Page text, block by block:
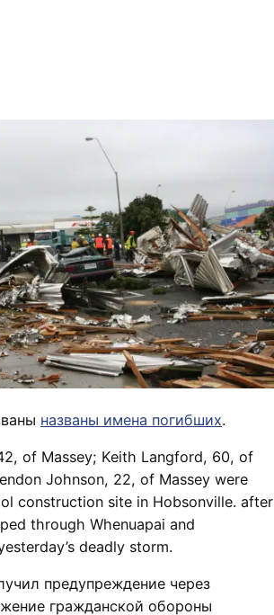
названы имена погибших.
of Massey; Keith Langford, 60, of
Johnson, 22, of Massey were
construction site in Hobsonville. after
through Whenuapai and
deadly storm.
предупреждение через
гражданской обороны